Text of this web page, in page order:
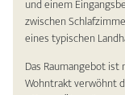
und einem
zwischen
eines typischen
Das Raumangebot
Wohntrakt verwöhnt